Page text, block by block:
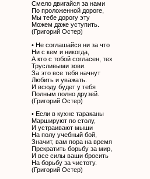
Смело двигайся за нами
По проложенной дороге,
Мы тебе дорогу эту
Можем даже уступить.
(Григорий Остер)
• Не соглашайся ни за что
Ни с кем и никогда,
А кто с тобой согласен, тех
Трусливыми зови.
За это все тебя начнут
Любить и уважать.
И всюду будет у тебя
Полным полно друзей.
(Григорий Остер)
• Если в кухне тараканы
Маршируют по столу,
И устраивают мыши
На полу учебный бой,
Значит, вам пора на время
Прекратить борьбу за мир,
И все силы ваши бросить
На борьбу за чистоту.
(Григорий Остер)